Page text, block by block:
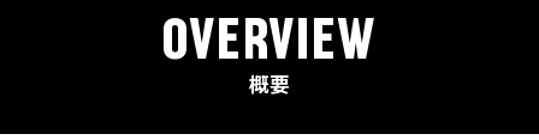
OVERVIEW
概要